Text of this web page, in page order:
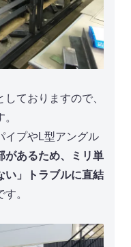
ておりますので、
イプやL型アングル
があるため、ミリ単
い」トラブルに直結
。